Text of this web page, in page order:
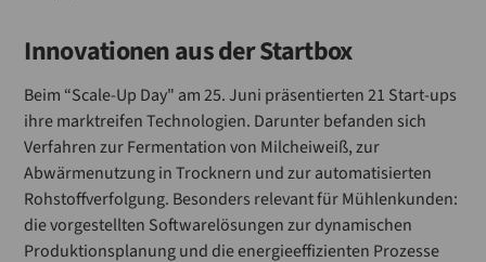
Innovationen aus der Startbox
Beim “Scale-Up Day" am 25. Juni präsentierten 21 Start-ups
ihre marktreifen Technologien. Darunter befanden sich
Verfahren zur Fermentation von Milcheiweiß, zur
Abwärmenutzung in Trocknern und zur automatisierten
Rohstoffverfolgung. Besonders relevant für Mühlenkunden:
die vorgestellten Softwarelösungen zur dynamischen
Produktionsplanung und die energieeffizienten Prozesse